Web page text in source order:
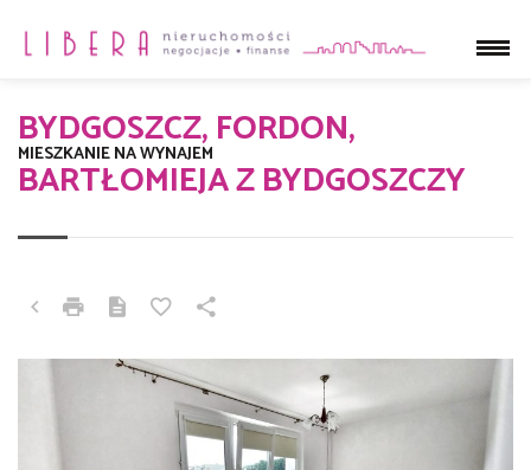
BYDGOSZCZ, FORDON,
BARTŁOMIEJA Z BYDGOSZCZY
MIESZKANIE NA WYNAJEM